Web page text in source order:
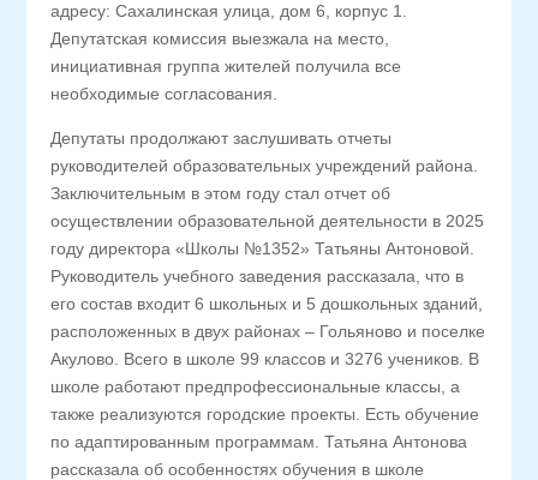
адресу: Сахалинская улица, дом 6, корпус 1.
Депутатская комиссия выезжала на место,
инициативная группа жителей получила все
необходимые согласования.
Депутаты продолжают заслушивать отчеты
руководителей образовательных учреждений района.
Заключительным в этом году стал отчет об
осуществлении образовательной деятельности в 2025
году директора «Школы №1352» Татьяны Антоновой.
Руководитель учебного заведения рассказала, что в
его состав входит 6 школьных и 5 дошкольных зданий,
расположенных в двух районах – Гольяново и поселке
Акулово. Всего в школе 99 классов и 3276 учеников. В
школе работают предпрофессиональные классы, а
также реализуются городские проекты. Есть обучение
по адаптированным программам. Татьяна Антонова
рассказала об особенностях обучения в школе